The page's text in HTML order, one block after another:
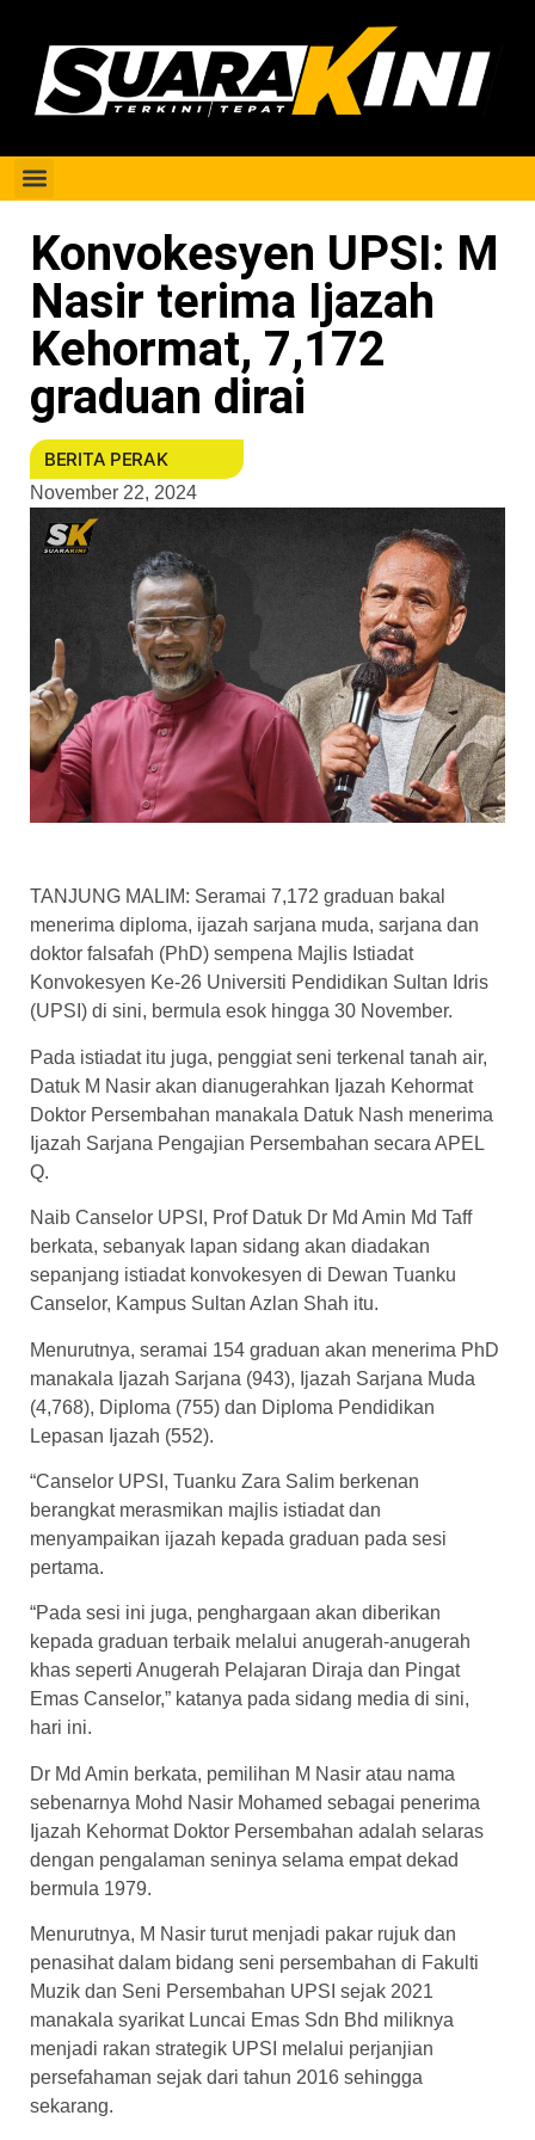
Konvokesyen UPSI: M
Nasir terima Ijazah
Kehormat, 7,172
graduan dirai
BERITA PERAK
November 22, 2024
TANJUNG MALIM: Seramai 7,172 graduan bakal
menerima diploma, ijazah sarjana muda, sarjana dan
doktor falsafah (PhD) sempena Majlis Istiadat
Konvokesyen Ke-26 Universiti Pendidikan Sultan Idris
(UPSI) di sini, bermula esok hingga 30 November.
Pada istiadat itu juga, penggiat seni terkenal tanah air,
Datuk M Nasir akan dianugerahkan Ijazah Kehormat
Doktor Persembahan manakala Datuk Nash menerima
Ijazah Sarjana Pengajian Persembahan secara APEL
Q.
Naib Canselor UPSI, Prof Datuk Dr Md Amin Md Taff
berkata, sebanyak lapan sidang akan diadakan
sepanjang istiadat konvokesyen di Dewan Tuanku
Canselor, Kampus Sultan Azlan Shah itu.
Menurutnya, seramai 154 graduan akan menerima PhD
manakala Ijazah Sarjana (943), Ijazah Sarjana Muda
(4,768), Diploma (755) dan Diploma Pendidikan
Lepasan Ijazah (552).
“Canselor UPSI, Tuanku Zara Salim berkenan
berangkat merasmikan majlis istiadat dan
menyampaikan ijazah kepada graduan pada sesi
pertama.
“Pada sesi ini juga, penghargaan akan diberikan
kepada graduan terbaik melalui anugerah-anugerah
khas seperti Anugerah Pelajaran Diraja dan Pingat
Emas Canselor,” katanya pada sidang media di sini,
hari ini.
Dr Md Amin berkata, pemilihan M Nasir atau nama
sebenarnya Mohd Nasir Mohamed sebagai penerima
Ijazah Kehormat Doktor Persembahan adalah selaras
dengan pengalaman seninya selama empat dekad
bermula 1979.
Menurutnya, M Nasir turut menjadi pakar rujuk dan
penasihat dalam bidang seni persembahan di Fakulti
Muzik dan Seni Persembahan UPSI sejak 2021
manakala syarikat Luncai Emas Sdn Bhd miliknya
menjadi rakan strategik UPSI melalui perjanjian
persefahaman sejak dari tahun 2016 sehingga
sekarang.